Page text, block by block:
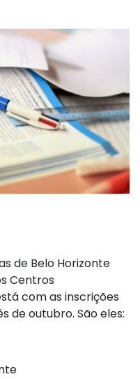
de Belo Horizonte
Centros
com as inscrições
de outubro. São eles: